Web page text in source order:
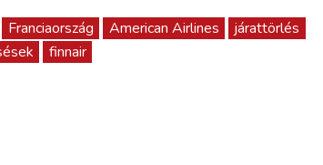
Franciaország American Airlines
járattörlés
finnair